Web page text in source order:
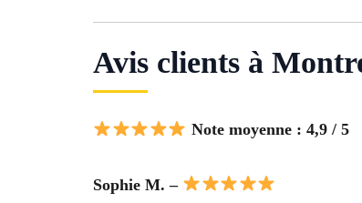
Avis clients à
Note moyenne : 4,9 / 5
Sophie M. –